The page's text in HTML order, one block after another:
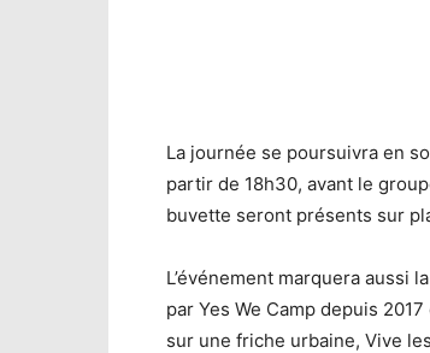
La journée se poursuivra en
partir de 18h30, avant le
buvette seront présents sur
L’événement marquera aussi
par Yes We Camp depuis
sur une friche urbaine, Vive